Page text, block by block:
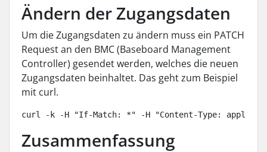
Ändern der Zugangsdaten
Um die Zugangsdaten zu ändern muss ein PATCH
Request an den BMC (Baseboard Management
Controller) gesendet werden, welches die neuen
Zugangsdaten beinhaltet. Das geht zum Beispiel
mit curl.
curl -k -H "If-Match: *" -H "Content-Type:
Zusammenfassung